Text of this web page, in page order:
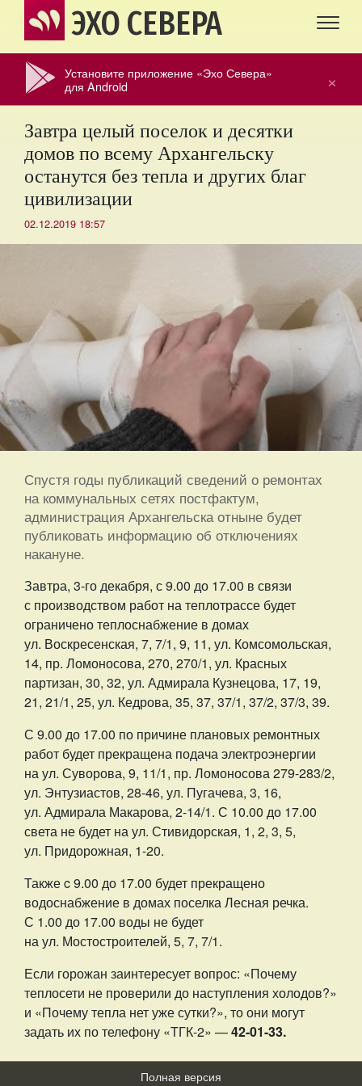
ЭХО СЕВЕРА
×
Установите приложение «Эхо Севера»
для Android
Завтра целый поселок и десятки
домов по всему Архангельску
останутся без тепла и других благ
цивилизации
02.12.2019 18:57
Спустя годы публикаций сведений о ремонтах
на коммунальных сетях постфактум,
администрация Архангельска отныне будет
публиковать информацию об отключениях
накануне.
Завтра, 3-го декабря, с 9.00 до 17.00 в связи
с производством работ на теплотрассе будет
ограничено теплоснабжение в домах
ул. Воскресенская, 7, 7/1, 9, 11, ул. Комсомольская,
14, пр. Ломоносова, 270, 270/1, ул. Красных
партизан, 30, 32, ул. Адмирала Кузнецова, 17, 19,
21, 21/1, 25, ул. Кедрова, 35, 37, 37/1, 37/2, 37/3, 39.
С 9.00 до 17.00 по причине плановых ремонтных
работ будет прекращена подача электроэнергии
на ул. Суворова, 9, 11/1, пр. Ломоносова 279-283/2,
ул. Энтузиастов, 28-46, ул. Пугачева, 3, 16,
ул. Адмирала Макарова, 2-14/1. С 10.00 до 17.00
света не будет на ул. Стивидорская, 1, 2, 3, 5,
ул. Придорожная, 1-20.
Также c 9.00 до 17.00 будет прекращено
водоснабжение в домах поселка Лесная речка.
С 1.00 до 17.00 воды не будет
на ул. Мостостроителей, 5, 7, 7/1.
Если горожан заинтересует вопрос: «Почему
теплосети не проверили до наступления холодов?»
и «Почему тепла нет уже сутки?», то они могут
задать их по телефону «ТГК-2» —42-01-33.
Полная версия